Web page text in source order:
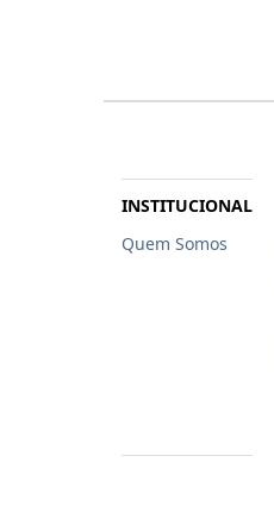
INSTITUCIONAL
Quem Somos